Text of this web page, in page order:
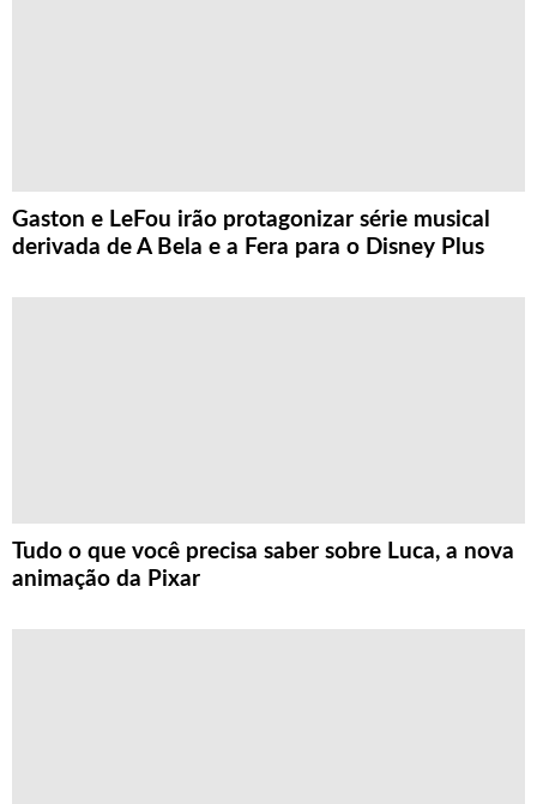
Gaston e LeFou irão protagonizar série musical
derivada de A Bela e a Fera para o Disney Plus
Tudo o que você precisa saber sobre Luca, a nova
animação da Pixar